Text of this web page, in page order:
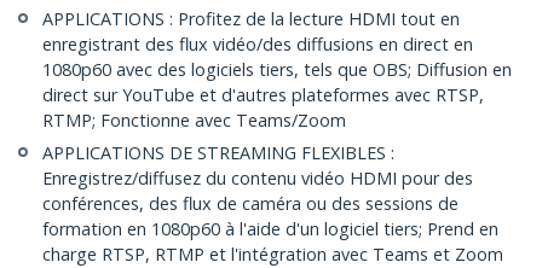
APPLICATIONS : Profitez de la lecture HDMI tout en
enregistrant des flux vidéo/des diffusions en direct en
1080p60 avec des logiciels tiers, tels que OBS; Diffusion en
direct sur YouTube et d'autres plateformes avec RTSP,
RTMP; Fonctionne avec Teams/Zoom
APPLICATIONS DE STREAMING FLEXIBLES :
Enregistrez/diffusez du contenu vidéo HDMI pour des
conférences, des flux de caméra ou des sessions de
formation en 1080p60 à l'aide d'un logiciel tiers; Prend en
charge RTSP, RTMP et l'intégration avec Teams et Zoom